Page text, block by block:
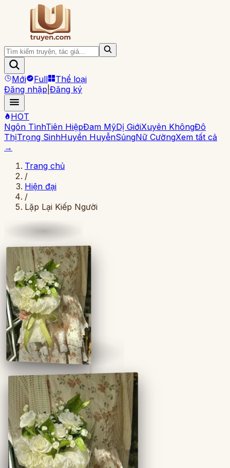
Mới Full
Thể loại
Đăng nhập Đăng ký
HOT
Ngôn TìnhTiên HiệpĐam MỹDị GiớiXuyên KhôngĐô
ThịTrọng SinhHuyền HuyễnSủngNữ CườngXem tất cả
→
Trang chủ
/
Hiện đại
/
Lặp Lại Kiếp Người